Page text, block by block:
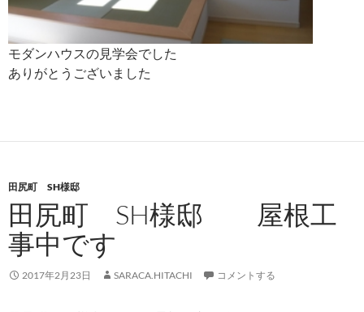
モダンハウスの見学会でした
ありがとうございました
田尻町 SH様邸
田尻町 SH様邸 屋根工
事中です
2017年2月23日 SARACA.HITACHI コメントする